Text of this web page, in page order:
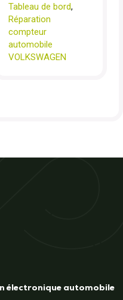
Tableau de bord,
Réparation
compteur
automobile
VOLKSWAGEN
électronique automobile